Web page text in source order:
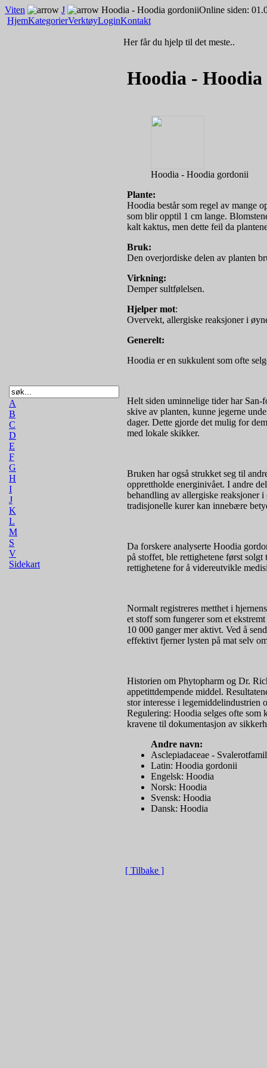
Viten J Hoodia - Hoodia gordoniiOnline siden:
HjemKategorierVerktøyLoginKontakt
A
B
C
D
E
F
G
H
I
J
K
L
M
S
V
Sidekart
Her får du hjelp til det meste..
Hoodia -
Hoodia - Hoodia gordonii
Plante:
Hoodia består som regel av mange
som blir opptil 1 cm lange.
kalt kaktus, men dette feil da
Bruk:
Den overjordiske delen av planten
Virkning:
Demper sultfølelsen.
Hjelper mot:
Overvekt, allergiske reaksjoner i
Generelt:
Hoodia er en sukkulent som ofte
Helt siden uminnelige tider har
skive av planten, kunne jegerne
dager. Dette gjorde det mulig for
med lokale skikker.
Bruken har også strukket seg til
opprettholde energinivået. I andre
behandling av allergiske reaksjoner
tradisjonelle kurer kan innebære
Da forskere analyserte Hoodia
på stoffet, ble rettighetene først
rettighetene for å videreutvikle
Normalt registreres metthet i
et stoff som fungerer som et
10 000 ganger mer aktivt. Ved å
effektivt fjerner lysten på mat selv
Historien om Phytopharm og Dr.
appetittdempende middel.
stor interesse i legemiddelindustrien
Regulering: Hoodia selges ofte som
kravene til dokumentasjon av
Andre navn:
Asclepiadaceae -
Latin: Hoodia gordonii
Engelsk: Hoodia
Norsk: Hoodia
Svensk: Hoodia
Dansk: Hoodia
[ Tilbake ]